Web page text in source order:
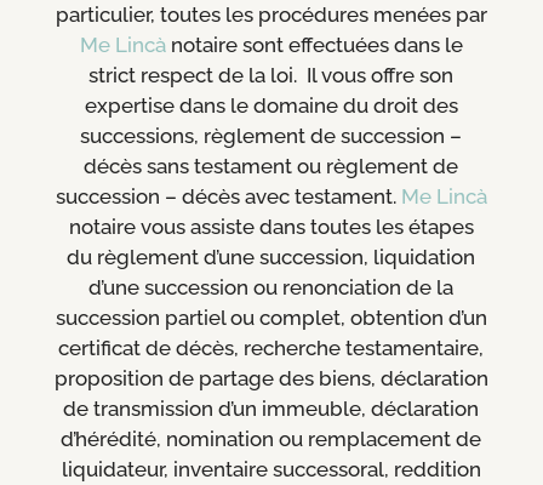
particulier, toutes les procédures menées par
Me Lincànotaire sont effectuées dans le
strict respect de la loi. Il vous offre son
expertise dans le domaine du droit des
successions, règlement de succession –
décès sans testament ou règlement de
succession – décès avec testament. Me Lincà
notaire vous assiste dans toutes les étapes
du règlement d’une succession, liquidation
d’une succession ou renonciation de la
succession partiel ou complet, obtention d’un
certificat de décès, recherche testamentaire,
proposition de partage des biens, déclaration
de transmission d’un immeuble, déclaration
d’hérédité, nomination ou remplacement de
liquidateur, inventaire successoral, reddition